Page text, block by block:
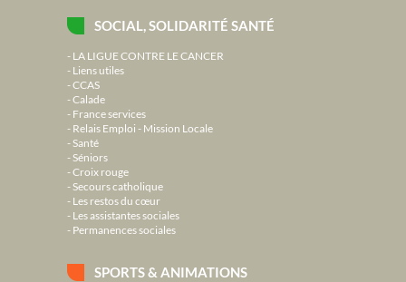
SOCIAL, SOLIDARITÉ SANTÉ
LA LIGUE CONTRE LE CANCER
Liens utiles
CCAS
Calade
France services
Relais Emploi - Mission Locale
Santé
Séniors
Croix rouge
Secours catholique
Les restos du cœur
Les assistantes sociales
Permanences sociales
SPORTS & ANIMATIONS